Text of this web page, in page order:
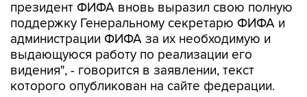
президент ФИФА вновь выразил свою полную
поддержку Генеральному секретарю ФИФА и
администрации ФИФА за их необходимую и
выдающуюся работу по реализации его
видения", - говорится в заявлении, текст
которого опубликован на сайте федерации.